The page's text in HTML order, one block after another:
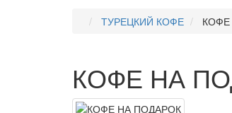
ТУРЕЦКИЙ КОФЕ
КОФЕ НА